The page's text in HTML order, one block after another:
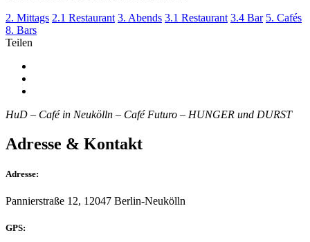
2. Mittags 2.1 Restaurant 3. Abends 3.1 Restaurant 3.4 Bar 5. Cafés
8. Bars
Teilen
HuD – Café in Neukölln – Café Futuro – HUNGER und DURST
Adresse & Kontakt
Adresse:
Pannierstraße 12, 12047 Berlin-Neukölln
GPS: